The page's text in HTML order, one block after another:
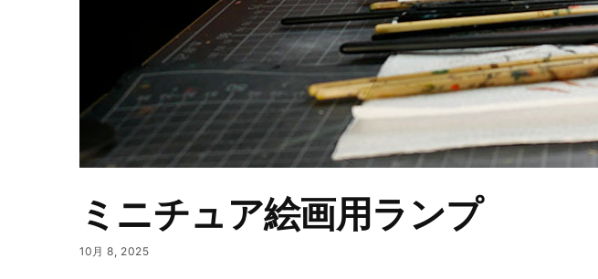
ミニチュア絵画用ランプ
10月 8, 2025